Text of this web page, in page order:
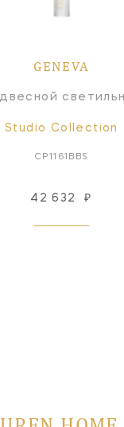
GENEVA
Studio Collection
CP1161BBS
42 632 ₽